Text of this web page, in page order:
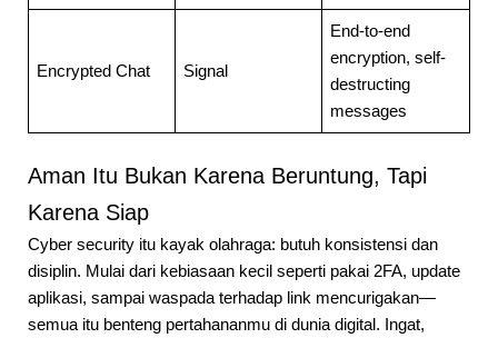
Encrypted Chat Signal
End-to-end
encryption, self-
destructing
messages
Aman Itu Bukan Karena Beruntung, Tapi
Karena Siap
Cyber security itu kayak olahraga: butuh konsistensi dan
disiplin. Mulai dari kebiasaan kecil seperti pakai 2FA, update
aplikasi, sampai waspada terhadap link mencurigakan—
semua itu benteng pertahananmu di dunia digital. Ingat,